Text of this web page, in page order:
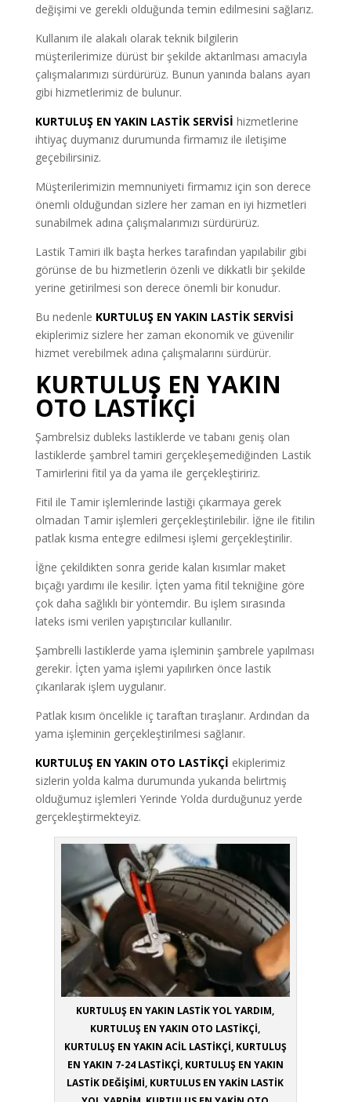
değişimi ve gerekli olduğunda temin edilmesini sağlarız.
Kullanım ile alakalı olarak teknik bilgilerin
müşterilerimize dürüst bir şekilde aktarılması amacıyla
çalışmalarımızı sürdürürüz. Bunun yanında balans ayarı
gibi hizmetlerimiz de bulunur.
KURTULUŞ EN YAKIN LASTİK SERVİSİ hizmetlerine
ihtiyaç duymanız durumunda firmamız ile iletişime
geçebilirsiniz.
Müşterilerimizin memnuniyeti firmamız için son derece
önemli olduğundan sizlere her zaman en iyi hizmetleri
sunabilmek adına çalışmalarımızı sürdürürüz.
Lastik Tamiri ilk başta herkes tarafından yapılabilir gibi
görünse de bu hizmetlerin özenli ve dikkatli bir şekilde
yerine getirilmesi son derece önemli bir konudur.
Bu nedenle KURTULUŞ EN YAKIN LASTİK SERVİSİ
ekiplerimiz sizlere her zaman ekonomik ve güvenilir
hizmet verebilmek adına çalışmalarını sürdürür.
KURTULUŞ EN YAKIN
OTO LASTİKÇİ
Şambrelsiz dubleks lastiklerde ve tabanı geniş olan
lastiklerde şambrel tamiri gerçekleşemediğinden Lastik
Tamirlerini fitil ya da yama ile gerçekleştiririz.
Fitil ile Tamir işlemlerinde lastiği çıkarmaya gerek
olmadan Tamir işlemleri gerçekleştirilebilir. İğne ile fitilin
patlak kısma entegre edilmesi işlemi gerçekleştirilir.
İğne çekildikten sonra geride kalan kısımlar maket
bıçağı yardımı ile kesilir. İçten yama fitil tekniğine göre
çok daha sağlıklı bir yöntemdir. Bu işlem sırasında
lateks ismi verilen yapıştırıcılar kullanılır.
Şambrelli lastiklerde yama işleminin şambrele yapılması
gerekir. İçten yama işlemi yapılırken önce lastik
çıkarılarak işlem uygulanır.
Patlak kısım öncelikle iç taraftan tıraşlanır. Ardından da
yama işleminin gerçekleştirilmesi sağlanır.
KURTULUŞ EN YAKIN OTO LASTİKÇİ ekiplerimiz
sizlerin yolda kalma durumunda yukarıda belirtmiş
olduğumuz işlemleri Yerinde Yolda durduğunuz yerde
gerçekleştirmekteyiz.
KURTULUŞ EN YAKIN LASTİK YOL YARDIM,
KURTULUŞ EN YAKIN OTO LASTİKÇİ,
KURTULUŞ EN YAKIN ACİL LASTİKÇİ, KURTULUŞ
EN YAKIN 7-24 LASTİKÇİ, KURTULUŞ EN YAKIN
LASTİK DEĞİŞİMİ, KURTULUS EN YAKİN LASTİK